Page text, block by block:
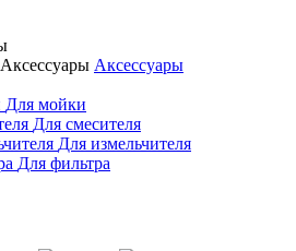
Аксессуары Аксессуары
Для мойки
Для смесителя
Для измельчителя
Для фильтра